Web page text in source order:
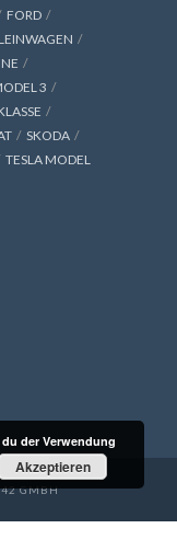
FORD
3
SKODA
TESLA MODEL
GMBH
der Verwendung
Akzeptieren